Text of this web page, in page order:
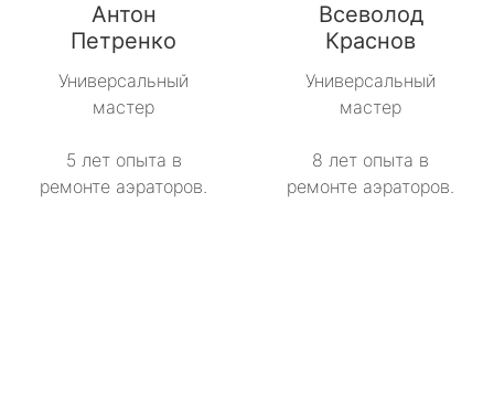
Антон
Петренко
Универсальный
мастер
5 лет опыта в
ремонте аэраторов.
Всеволод
Краснов
Универсальный
мастер
8 лет опыта в
ремонте аэраторов.